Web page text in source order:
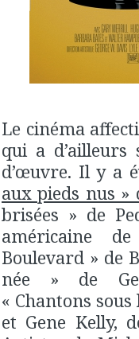
Le cinéma
qui a d’ailleurs
d’œuvre. Il y a
aux pieds nus »
brisées » de
américaine
Boulevard » de
née » de
« Chantons
et Gene Kelly,